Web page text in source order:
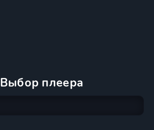
Выбор плеера